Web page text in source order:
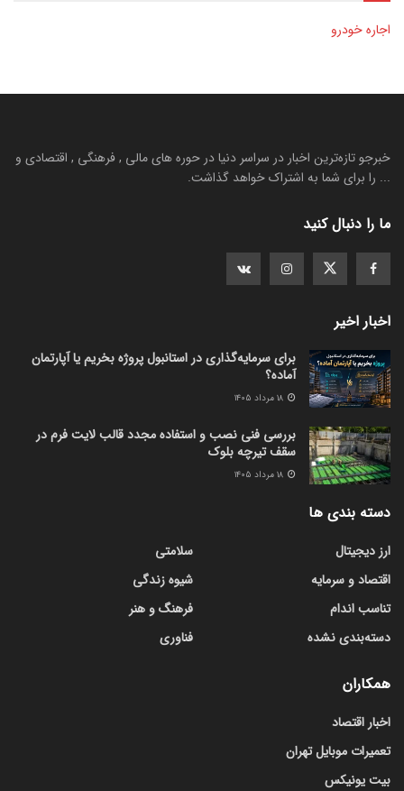
اجاره خودرو
خبرجو تازه‌ترین اخبار در سراسر دنیا در حوره های مالی , فرهنگی , اقتصادی و
... را برای شما به اشتراک خواهد گذاشت.
ما را دنبال کنید
اخبار اخیر
برای سرمایه‌گذاری در استانبول پروژه بخریم یا آپارتمان
آماده؟
بررسی فنی نصب و استفاده مجدد قالب لایت فرم در
سقف تیرچه بلوک
دسته بندی ها
ارز دیجیتال
اقتصاد و سرمایه
تناسب اندام
دسته‌بندی نشده
سلامتی
شیوه زندگی
فرهنگ و هنر
فناوری
همکاران
اخبار اقتصاد
تعمیرات موبایل تهران
بیت یونیکس